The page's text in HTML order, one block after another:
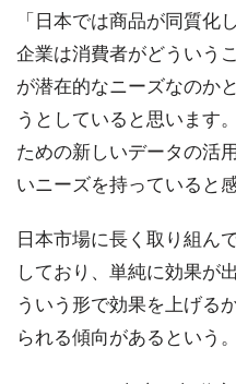
「日本では商品が同質化
企業は消費者がどういう
が潜在的なニーズなのか
うとしていると思います
ための新しいデータの活
いニーズを持っていると
日本市場に長く取り組ん
しており、単純に効果が
ういう形で効果を上げる
られる傾向があるという。